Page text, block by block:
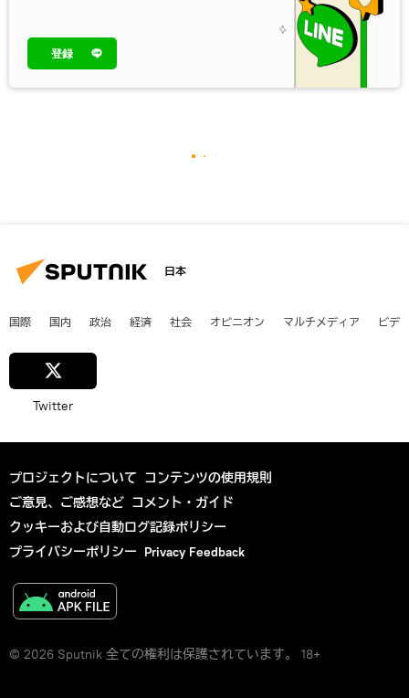
登録
日本
国際 国内 政治 経済 社会 オピニオン マルチメディア ビデ
Twitter
プロジェクトについて コンテンツの使用規則
ご意見、ご感想など コメント・ガイド
クッキーおよび自動ログ記録ポリシー
プライバシーポリシー Privacy Feedback
© 2026 Sputnik 全ての権利は保護されています。 18+